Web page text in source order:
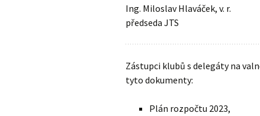
Ing. Miloslav Hlaváček, v. r.
předseda JTS
Zástupci klubů s delegáty na
tyto dokumenty:
Plán rozpočtu 2023,